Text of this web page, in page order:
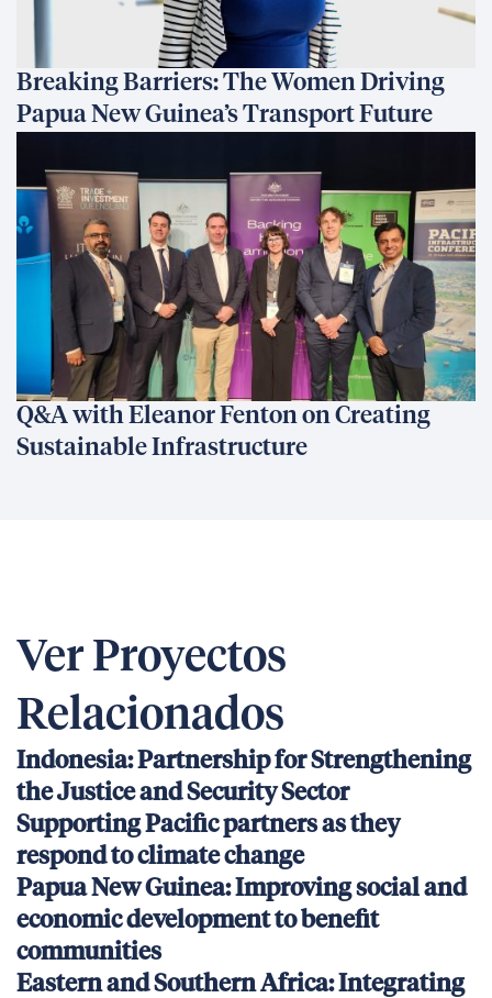
Breaking Barriers: The Women Driving
Papua New Guinea’s Transport Future
Q&A with Eleanor Fenton on Creating
Sustainable Infrastructure
Ver Proyectos
Relacionados
Indonesia: Partnership for Strengthening
the Justice and Security Sector
Supporting Pacific partners as they
respond to climate change
Papua New Guinea: Improving social and
economic development to benefit
communities
Eastern and Southern Africa: Integrating